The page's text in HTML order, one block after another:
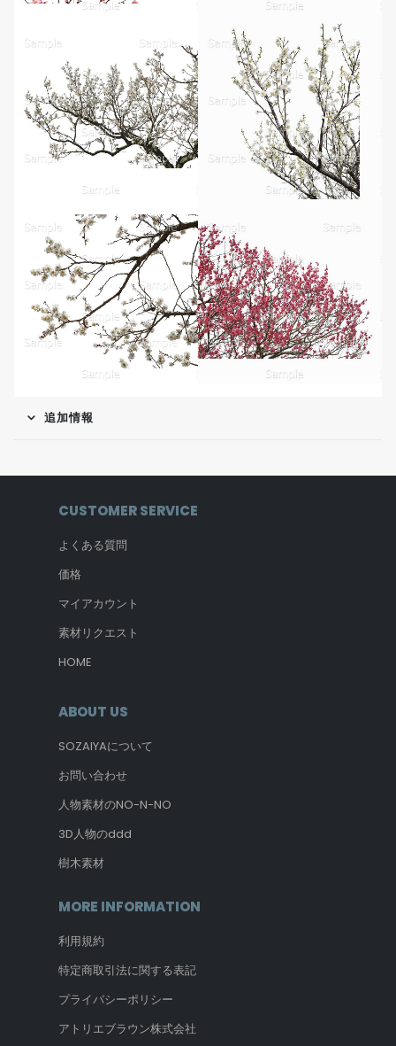
追加情報
CUSTOMER SERVICE
よくある質問
価格
マイアカウント
素材リクエスト
HOME
ABOUT US
SOZAIYAについて
お問い合わせ
人物素材のNO-N-NO
3D人物のddd
樹木素材
MORE INFORMATION
利用規約
特定商取引法に関する表記
プライバシーポリシー
アトリエブラウン株式会社